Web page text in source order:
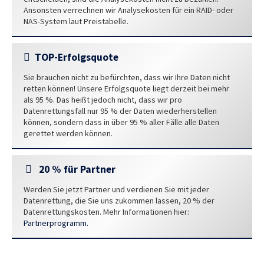
Ansonsten verrechnen wir Analysekosten für ein RAID- oder
NAS-System laut Preistabelle.
TOP-Erfolgsquote
Sie brauchen nicht zu befürchten, dass wir Ihre Daten nicht
retten können! Unsere Erfolgsquote liegt derzeit bei mehr
als 95 %. Das heißt jedoch nicht, dass wir pro
Datenrettungsfall nur 95 % der Daten wiederherstellen
können, sondern dass in über 95 % aller Fälle alle Daten
gerettet werden können.
20 % für Partner
Werden Sie jetzt Partner und verdienen Sie mit jeder
Datenrettung, die Sie uns zukommen lassen, 20 % der
Datenrettungskosten. Mehr Informationen hier:
Partnerprogramm.